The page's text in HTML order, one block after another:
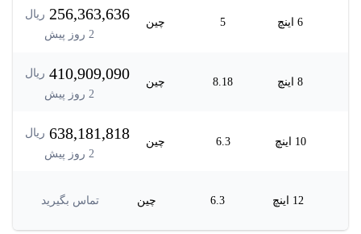
6 اینچ 5 چین 256,363,636 ریال
2 روز پیش
8 اینچ 8.18 چین 410,909,090 ریال
2 روز پیش
10 اینچ 6.3 چین 638,181,818 ریال
2 روز پیش
12 اینچ 6.3 چین تماس بگیرید